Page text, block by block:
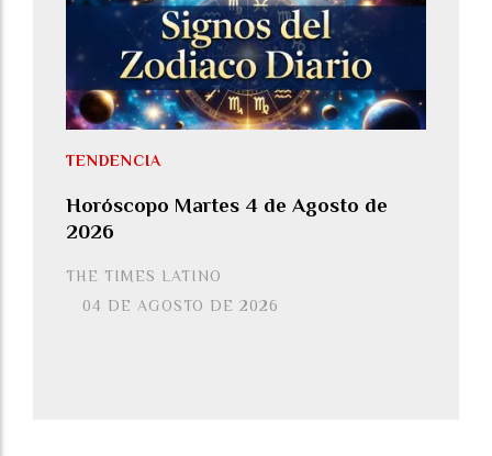
Horóscopo Martes 4 de Agosto de
2026
THE TIMES LATINO
TENDENCIA
04 DE AGOSTO DE 2026